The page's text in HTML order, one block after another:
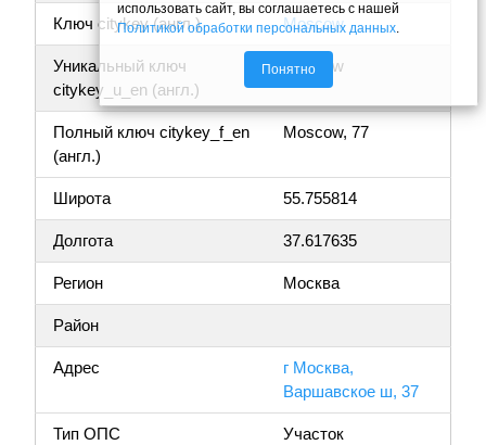
Ключ citykey (англ.) Moscow
Уникальный ключ
citykey_u_en (англ.)
Moscow
Полный ключ citykey_f_en
(англ.)
Moscow, 77
Широта 55.755814
Долгота 37.617635
Регион Москва
Район
Адрес
г Москва,
Варшавское ш, 37
Тип ОПС Участок
использовать сайт, вы соглашаетесь с нашей
Политикой обработки персональных данных.
Понятно